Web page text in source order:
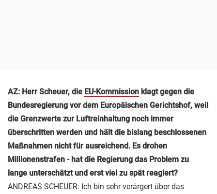
AZ: Herr Scheuer, die EU-Kommission klagt gegen die
Bundesregierung vor dem Europäischen Gerichtshof, weil
die Grenzwerte zur Luftreinhaltung noch immer
überschritten werden und hält die bislang beschlossenen
Maßnahmen nicht für ausreichend. Es drohen
Millionenstrafen - hat die Regierung das Problem zu
lange unterschätzt und erst viel zu spät reagiert?
ANDREAS SCHEUER: Ich bin sehr verärgert über das